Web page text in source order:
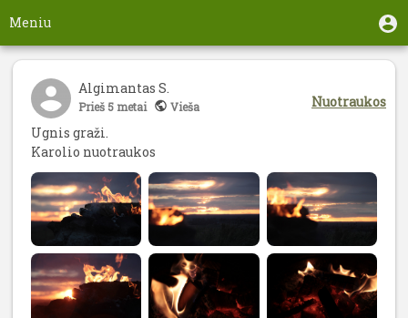
pagrindinį
Nario
paskyros
meniu
Meniu
Perjungti
naršymąAlgimantas S.
Prieš 5 metai Vieša
Nuotraukos
Ugnis graži.
Karolio nuotraukos